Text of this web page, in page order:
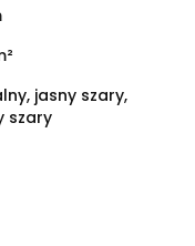
jasny szary,
szary